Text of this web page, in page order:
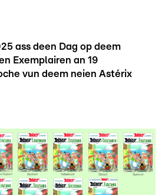
ass deen Dag op deem
Exemplairen an 19
vun deem neien Astérix